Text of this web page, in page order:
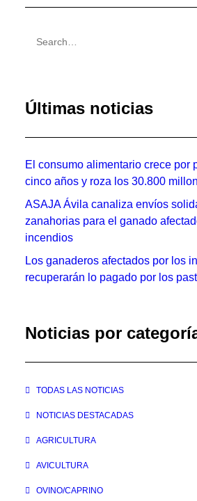
Últimas noticias
El consumo alimentario crece por
cinco años y roza los 30.800
ASAJA Ávila canaliza envíos
zanahorias para el ganado
incendios
Los ganaderos afectados por los
recuperarán lo pagado por los
Noticias por
TODAS LAS NOTICIAS
NOTICIAS DESTACADAS
AGRICULTURA
AVICULTURA
OVINO/CAPRINO